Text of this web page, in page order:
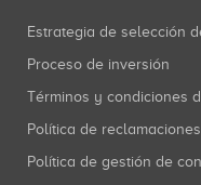
Estrategia de selección
Proceso de inversión
Términos y condiciones
Política de reclamaciones
Política de gestión de